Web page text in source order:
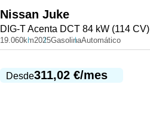
Nissan Juke
DIG-T Acenta DCT 84 kW (114 CV)
19.060km2025GasolinaAutomático
Desde311,02 €/mes